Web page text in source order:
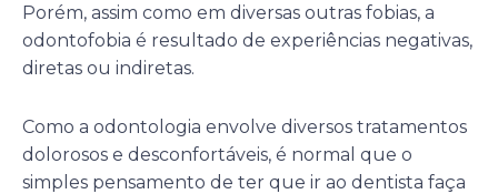
Porém, assim como em diversas outras fobias, a
odontofobia é resultado de experiências negativas,
diretas ou indiretas.
Como a odontologia envolve diversos tratamentos
dolorosos e desconfortáveis, é normal que o
simples pensamento de ter que ir ao dentista faça